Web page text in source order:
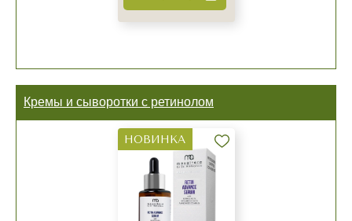
Кремы и сыворотки с ретинолом
НОВИНКА